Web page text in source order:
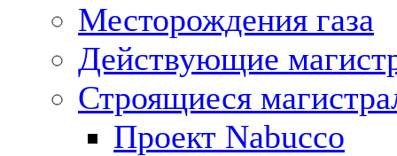
Месторождения газа
Действующие
Строящиеся
Проект Nabucco